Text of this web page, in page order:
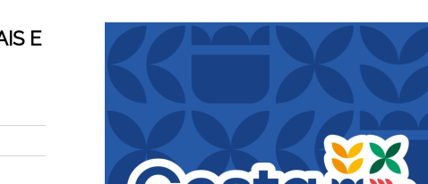
Belo
Horizonte
E